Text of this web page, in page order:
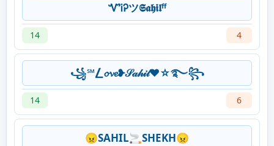
ᏉᎥᎮツ𝕾𝖆𝖍𝖎𝖑ᶠᶠ
14 4
꧁℠⎳𝓸𝓿𝓮❥𝒮𝒶𝒽𝒾𝓁❤️☆࿐꧂
14 6
😠SAHIL🚬SHEKH😠